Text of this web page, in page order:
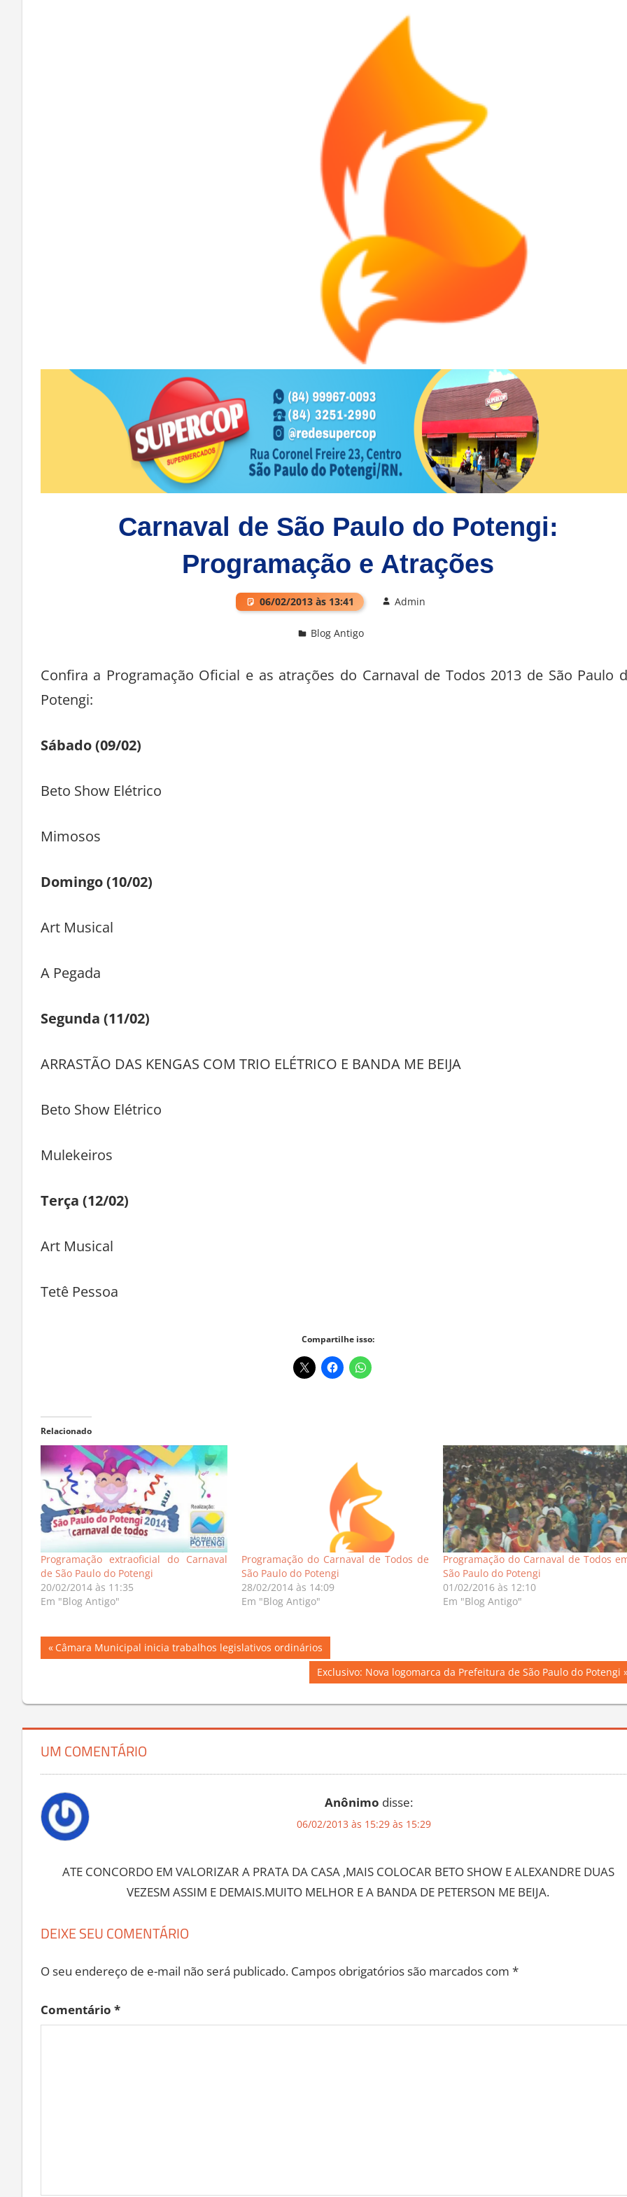
Carnaval de São Paulo do Potengi:
Programação e Atrações
06/02/2013 às 13:41 Admin
Blog Antigo
Confira a Programação Oficial e as atrações do Carnaval de Todos 2013 de São Paulo
Potengi:
Sábado (09/02)
Beto Show Elétrico
Mimosos
Domingo (10/02)
Art Musical
A Pegada
Segunda (11/02)
ARRASTÃO DAS KENGAS COM TRIO ELÉTRICO E BANDA ME BEIJA
Beto Show Elétrico
Mulekeiros
Terça (12/02)
Art Musical
Tetê Pessoa
Compartilhe isso:
Programação extraoficial do Carnaval
de São Paulo do Potengi
20/02/2014 às 11:35
Em "Blog Antigo"
Programação do Carnaval de Todos de
São Paulo do Potengi
28/02/2014 às 14:09
Em "Blog Antigo"
Programação do Carnaval de Todos
São Paulo do Potengi
01/02/2016 às 12:10
Em "Blog Antigo"
Navegação
Post
Previous
Câmara Municipal inicia trabalhos legislativos ordinários
Next
Exclusivo: Nova logomarca da Prefeitura de São Paulo do Potengi
UM COMENTÁRIO
Anônimo disse:
06/02/2013 às 15:29 às 15:29
ATE CONCORDO EM VALORIZAR A PRATA DA CASA ,MAIS COLOCAR BETO SHOW E ALEXANDRE DUAS
VEZESM ASSIM E DEMAIS.MUITO MELHOR E A BANDA DE PETERSON ME BEIJA.
DEIXE SEU COMENTÁRIO
O seu endereço de e-mail não será publicado. Campos obrigatórios são marcados com
Comentário